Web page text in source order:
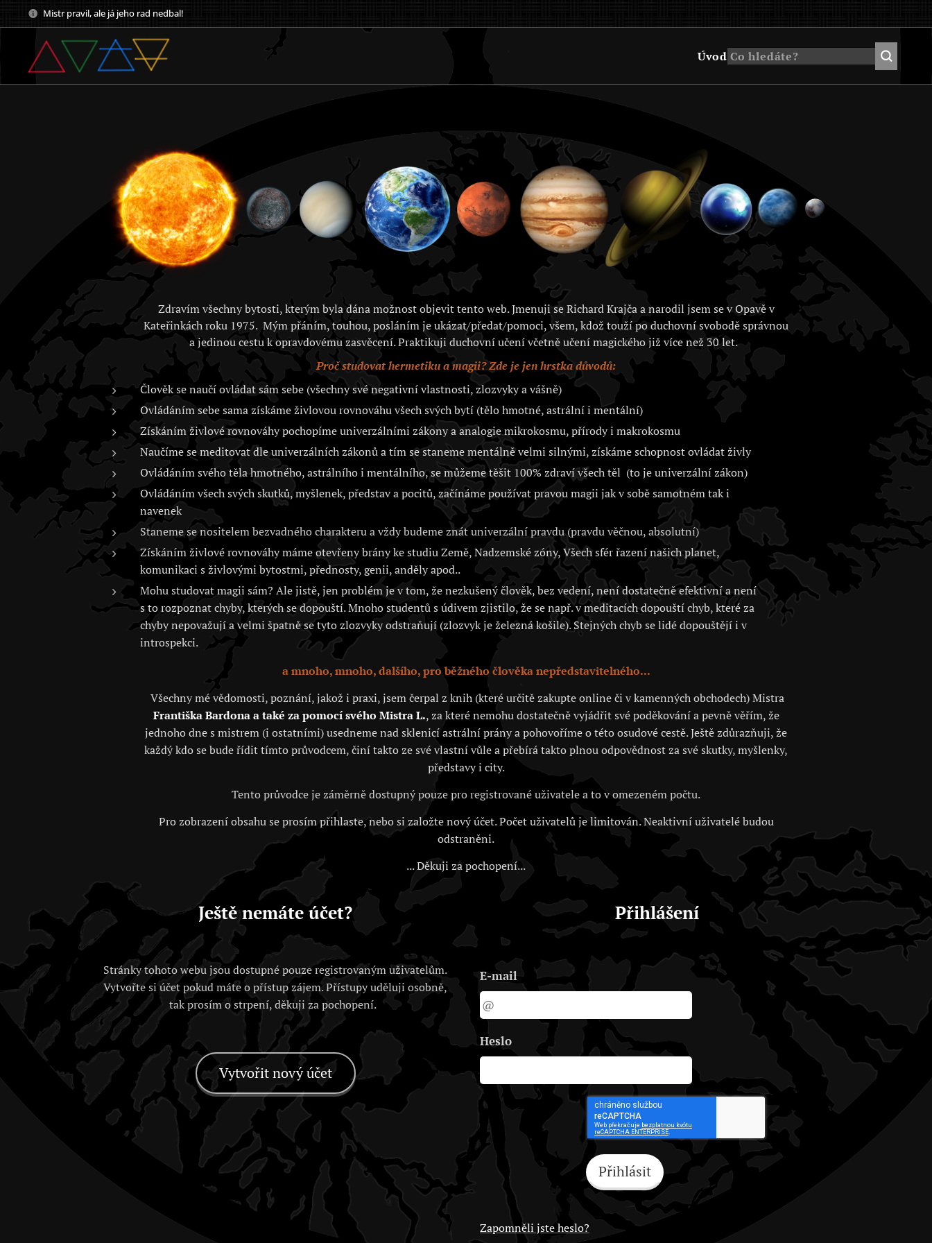
Mistr pravil, ale já jeho rad nedbal!
Úvod
Zdravím všechny bytosti, kterým byla dána možnost objevit tento web. Jmenuji se Richard Krajča a narodil jsem se v Opavě v
Kateřinkách roku 1975. Mým přáním, touhou, posláním je ukázat/předat/pomoci, všem, kdož touží po duchovní svobodě správnou
a jedinou cestu k opravdovému zasvěcení. Praktikuji duchovní učení včetně učení magického již více než 30 let.
Proč studovat hermetiku a magii? Zde je jen hrstka důvodů:
Člověk se naučí ovládat sám sebe (všechny své negativní vlastnosti, zlozvyky a vášně)
Ovládáním sebe sama získáme živlovou rovnováhu všech svých bytí (tělo hmotné, astrální i mentální)
Získáním živlové rovnováhy pochopíme univerzálními zákony a analogie mikrokosmu, přírody i makrokosmu
Naučíme se meditovat dle univerzálních zákonů a tím se staneme mentálně velmi silnými, získáme schopnost ovládat živly
Ovládáním svého těla hmotného, astrálního i mentálního, se můžeme těšit 100% zdraví všech těl (to je univerzální zákon)
Ovládáním všech svých skutků, myšlenek, představ a pocitů, začínáme používat pravou magii jak v sobě samotném tak i
navenek
Staneme se nositelem bezvadného charakteru a vždy budeme znát univerzální pravdu (pravdu věčnou, absolutní)
Získáním živlové rovnováhy máme otevřeny brány ke studiu Země, Nadzemské zóny, Všech sfér řazení našich planet,
komunikaci s živlovými bytostmi, přednosty, genii, anděly apod..
Mohu studovat magii sám? Ale jistě, jen problém je v tom, že nezkušený člověk, bez vedení, není dostatečně efektivní a není
s to rozpoznat chyby, kterých se dopouští. Mnoho studentů s údivem zjistilo, že se např. v meditacích dopouští chyb, které za
chyby nepovažují a velmi špatně se tyto zlozvyky odstraňují (zlozvyk je železná košile). Stejných chyb se lidé dopouštějí i v
introspekci.
a mnoho, mnoho, dalšího, pro běžného člověka nepředstavitelného...
Všechny mé vědomosti, poznání, jakož i praxi, jsem čerpal z knih (které určitě zakupte online či v kamenných obchodech) Mistra
Františka Bardona a také za pomocí svého Mistra L., za které nemohu dostatečně vyjádřit své poděkování a pevně věřím, že
jednoho dne s mistrem (i ostatními) usedneme nad sklenicí astrální prány a pohovoříme o této osudové cestě. Ještě zdůrazňuji, že
každý kdo se bude řídit tímto průvodcem, činí takto ze své vlastní vůle a přebírá takto plnou odpovědnost za své skutky, myšlenky,
představy i city.
Tento průvodce je záměrně dostupný pouze pro registrované uživatele a to v omezeném počtu.
Pro zobrazení obsahu se prosím přihlaste, nebo si založte nový účet. Počet uživatelů je limitován. Neaktivní uživatelé budou
odstraněni.
... Děkuji za pochopení...
Ještě nemáte účet?
Stránky tohoto webu jsou dostupné pouze registrovaným uživatelům.
Vytvořte si účet pokud máte o přístup zájem. Přístupy uděluji osobně,
tak prosím o strpení, děkuji za pochopení.
Vytvořit nový účet
Přihlášení
E-mail
Heslo
Přihlásit
Zapomněli jste heslo?